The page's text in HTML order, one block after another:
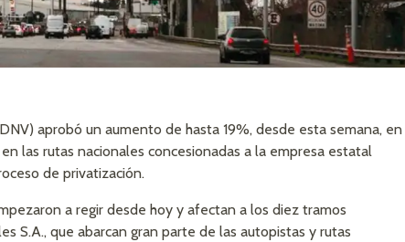
aprobó un aumento de hasta 19%, desde esta semana, en
las rutas nacionales concesionadas a la empresa estatal
de privatización.
a regir desde hoy y afectan a los diez tramos
S.A., que abarcan gran parte de las autopistas y rutas